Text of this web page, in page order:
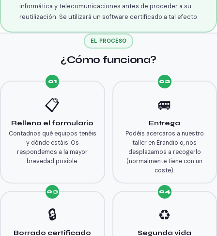
informática y telecomunicaciones antes de proceder a su
reutilización. Se utilizará un software certificado a tal efecto.
EL PROCESO
¿Cómo funciona?
01
📋
Rellena el formulario
Contadnos qué equipos tenéis
y dónde estáis. Os
respondemos a la mayor
brevedad posible.
02
🚐
Entrega
Podéis acercaros a nuestro
taller en Erandio o, nos
desplazamos a recogerlo
(normalmente tiene con un
coste).
03
🔒
Borrado certificado
04
♻️
Segunda vida